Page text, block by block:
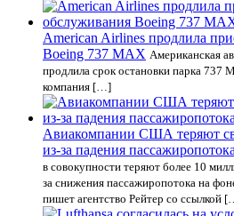
American Airlines продлила
Boeing 737 MAX Американская
продлила срок остановки парка 737
компания […]
Авиакомпании США теряют
из-за падения пассажиропотока
в совокупности теряют более 10
за снижения пассажиропотока на
пишет агентство Рейтер со ссылкой